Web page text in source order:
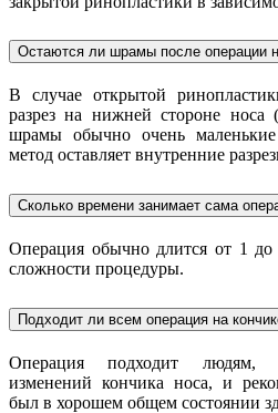
Остаются ли шрамы после операции
В случае открытой
разрез на нижней стороне носа
шрамы обычно очень
метод оставляет внутренние
Сколько времени занимает сама
Операция обычно длится от 1 до
сложности процедуры.
Подходит ли всем операция на
Операция подходит людям,
изменений кончика носа, и
был в хорошем общем состоянии